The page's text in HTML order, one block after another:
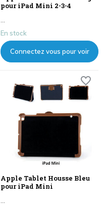
pour iPad Mini 2-3-4
...
En stock
Connectez vous pour voir
Apple Tablet Housse Bleu
pour iPad Mini